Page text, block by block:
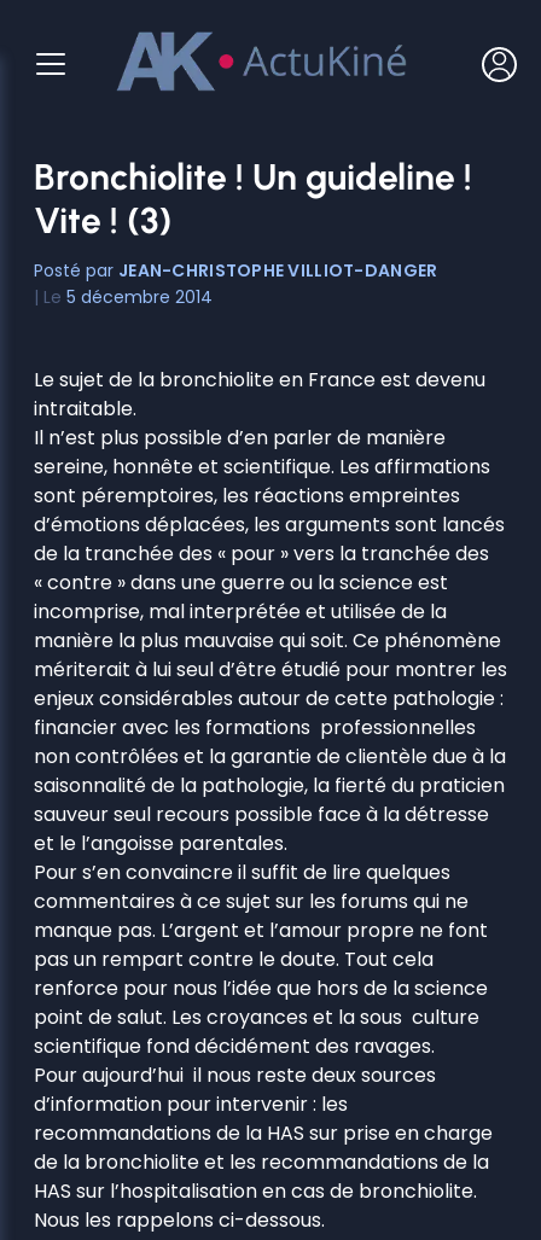
contenu
Bronchiolite ! Un guideline !
Vite ! (3)
JEAN-CHRISTOPHE VILLIOT-DANGER
5 décembre 2014
Le sujet de la bronchiolite en France est devenu
intraitable.
Il n’est plus possible d’en parler de manière
sereine, honnête et scientifique. Les affirmations
sont péremptoires, les réactions empreintes
d’émotions déplacées, les arguments sont lancés
de la tranchée des « pour » vers la tranchée des
« contre » dans une guerre ou la science est
incomprise, mal interprétée et utilisée de la
manière la plus mauvaise qui soit. Ce phénomène
mériterait à lui seul d’être étudié pour montrer les
enjeux considérables autour de cette pathologie :
financier avec les formations professionnelles
non contrôlées et la garantie de clientèle due à la
saisonnalité de la pathologie, la fierté du praticien
sauveur seul recours possible face à la détresse
et le l’angoisse parentales.
Pour s’en convaincre il suffit de lire quelques
commentaires à ce sujet sur les forums qui ne
manque pas. L’argent et l’amour propre ne font
pas un rempart contre le doute. Tout cela
renforce pour nous l’idée que hors de la science
point de salut. Les croyances et la sous culture
scientifique fond décidément des ravages.
Pour aujourd’hui il nous reste deux sources
d’information pour intervenir : les
recommandations de la HAS sur prise en charge
de la bronchiolite et les recommandations de la
HAS sur l’hospitalisation en cas de bronchiolite.
Nous les rappelons ci-dessous.